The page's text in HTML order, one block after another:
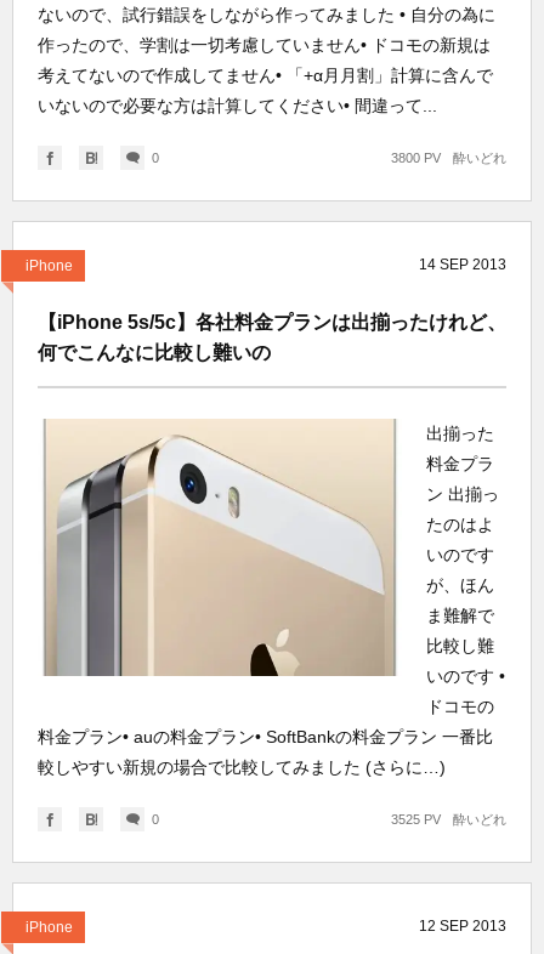
ないので、試行錯誤をしながら作ってみました • 自分の為に
作ったので、学割は一切考慮していません• ドコモの新規は
考えてないので作成してません• 「+α月月割」計算に含んで
いないので必要な方は計算してください• 間違って...
0 酔いどれ
3800 PV
iPhone 14 SEP 2013
【iPhone 5s/5c】各社料金プランは出揃ったけれど、
何でこんなに比較し難いの
出揃った
料金プラ
ン 出揃っ
たのはよ
いのです
が、ほん
ま難解で
比較し難
いのです •
ドコモの
料金プラン• auの料金プラン• SoftBankの料金プラン 一番比
較しやすい新規の場合で比較してみました (さらに…)
0 酔いどれ
3525 PV
iPhone 12 SEP 2013